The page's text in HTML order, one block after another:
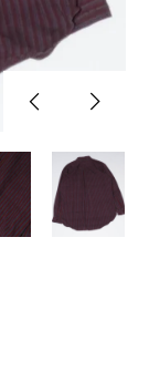
PreviousNext